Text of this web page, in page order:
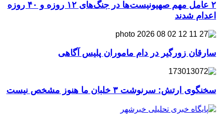
۲ عامل مهم صهیونیست‌ها در جنگ‌های ۱۲ روزه و ۴۰ روزه
اعدام شدند
سارقان زورگیر در دام ماموران پلیس آگاهی
سخنگوی ارتش: سرنوشت ۳ خلبان ما هنوز مشخص نیست